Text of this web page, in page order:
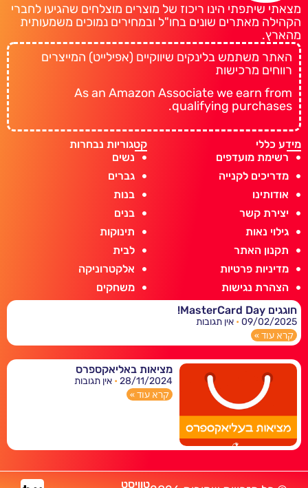
מצאתי שיתפתי הינו ריכוז של מוצרים מוצלחים שהגיעו לחברי
הקהילה מאתרים שונים בחו"ל ובמחירים נמוכים משמעותית
מהארץ.
האתר משתמש בלינקים שיווקיים (אפילייט) המייצרים
רווחים מרכישות
As an Amazon Associate we earn from
qualifying purchases.
מידע כללי
רשימת מועדפים
מדריכים לקנייה
אודותינו
יצירת קשר
גילוי נאות
תקנון האתר
מדיניות פרטיות
הצהרת נגישות
קטגוריות נבחרות
נשים
גברים
בנות
בנים
תינוקות
לבית
אלקטרוניקה
משחקים
חוגגים MasterCard Day!
09/02/2025 אין תגובות
קרא עוד »
מציאות באליאקספרס
28/11/2024 אין תגובות
קרא עוד »
טוויסט